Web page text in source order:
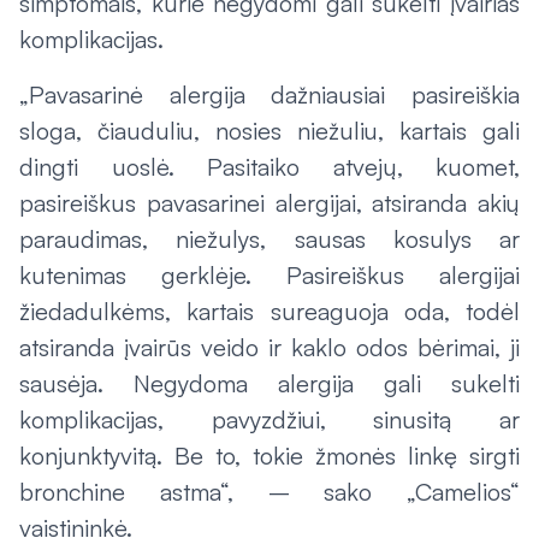
komplikacijas.
„Pavasarinė alergija dažniausiai pasireiškia
sloga, čiauduliu, nosies niežuliu, kartais gali
dingti uoslė. Pasitaiko atvejų, kuomet,
pasireiškus pavasarinei alergijai, atsiranda akių
paraudimas, niežulys, sausas kosulys ar
kutenimas gerklėje. Pasireiškus alergijai
žiedadulkėms, kartais sureaguoja oda, todėl
atsiranda įvairūs veido ir kaklo odos bėrimai, ji
sausėja. Negydoma alergija gali sukelti
komplikacijas, pavyzdžiui, sinusitą ar
konjunktyvitą. Be to, tokie žmonės linkę sirgti
bronchine astma“, – sako „Camelios“
vaistininkė.